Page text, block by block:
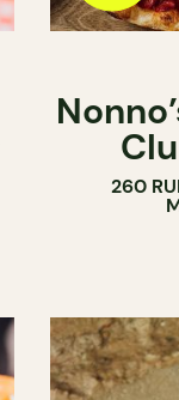
260